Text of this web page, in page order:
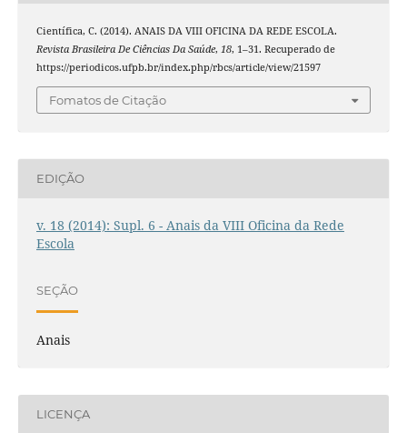
Científica, C. (2014). ANAIS DA VIII OFICINA DA REDE ESCOLA.
Revista Brasileira De Ciências Da Saúde, 18, 1–31. Recuperado de
https://periodicos.ufpb.br/index.php/rbcs/article/view/21597
Fomatos de Citação
EDIÇÃO
v. 18 (2014): Supl. 6 - Anais da VIII Oficina da Rede
Escola
SEÇÃO
Anais
LICENÇA